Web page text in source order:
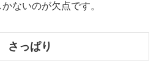
ないのが欠点です。
さっぱり